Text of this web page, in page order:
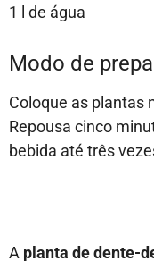
1 l de água
Modo de
Coloque as plantas
Repousa cinco
bebida até três
A planta de dente-